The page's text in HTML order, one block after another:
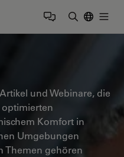
und Webinare, die
optimierten
Komfort in
Umgebungen
Themen gehören